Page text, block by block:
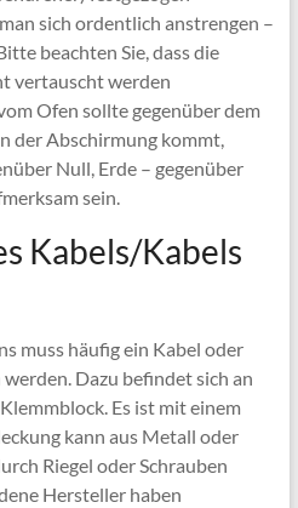
sich ordentlich anstrengen –
beachten Sie, dass die
vertauscht werden
Ofen sollte gegenüber dem
der Abschirmung kommt,
Null, Erde – gegenüber
sein.
Kabels/Kabels
muss häufig ein Kabel oder
Dazu befindet sich an
Es ist mit einem
kann aus Metall oder
Riegel oder Schrauben
Hersteller haben